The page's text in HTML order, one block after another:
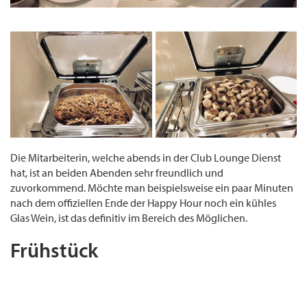
Die Mitarbeiterin, welche abends in der Club Lounge Dienst
hat, ist an beiden Abenden sehr freundlich und
zuvorkommend. Möchte man beispielsweise ein paar Minuten
nach dem offiziellen Ende der Happy Hour noch ein kühles
Glas Wein, ist das definitiv im Bereich des Möglichen.
Frühstück